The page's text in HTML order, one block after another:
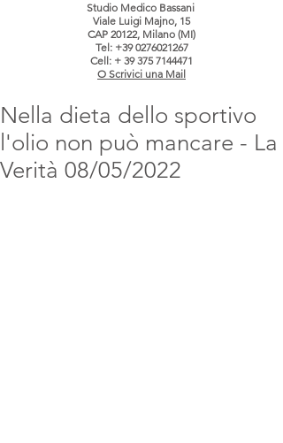
Studio Medico Bassani
Viale Luigi Majno, 15
CAP 20122, Milano (MI)
Tel: +39 0276021267
Cell: + 39 375 7144471
O Scrivici una Mail
Nella dieta dello sportivo
l'olio non può mancare - La
Verità 08/05/2022